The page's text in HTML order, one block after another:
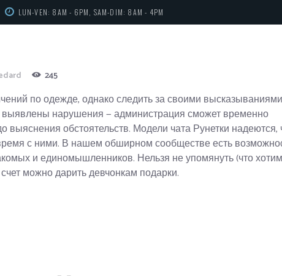
LUN-VEN: 8AM - 6PM, SAM-DIM: 8AM - 4PM
245
по одежде, однако следить за своими высказываниями
выявлены нарушения — администрация сможет временно
выяснения обстоятельств. Модели чата Рунетки надеются,
с ними. В нашем обширном сообществе есть
и единомышленников. Нельзя не упомянуть (что хотим
можно дарить девчонкам подарки.